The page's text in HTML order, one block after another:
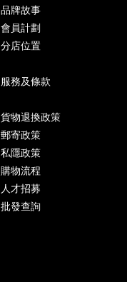
品牌故事
會員計劃
分店位置
服務及條款
貨物退換政策
郵寄政策
私隱政策
購物流程
人才招募
批發查詢